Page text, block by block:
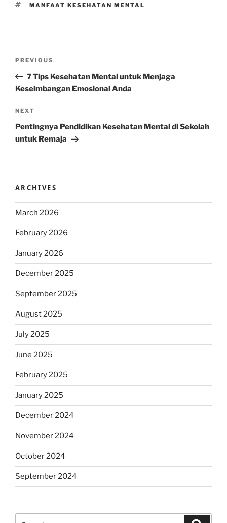
TAGS
MANFAAT KESEHATAN MENTAL
Previous
Post
PREVIOUS
7 Tips Kesehatan Mental untuk Menjaga
Keseimbangan Emosional Anda
Next
Post
NEXT
Pentingnya Pendidikan Kesehatan Mental di Sekolah
untuk Remaja
ARCHIVES
March 2026
February 2026
January 2026
December 2025
September 2025
August 2025
July 2025
June 2025
February 2025
January 2025
December 2024
November 2024
October 2024
September 2024